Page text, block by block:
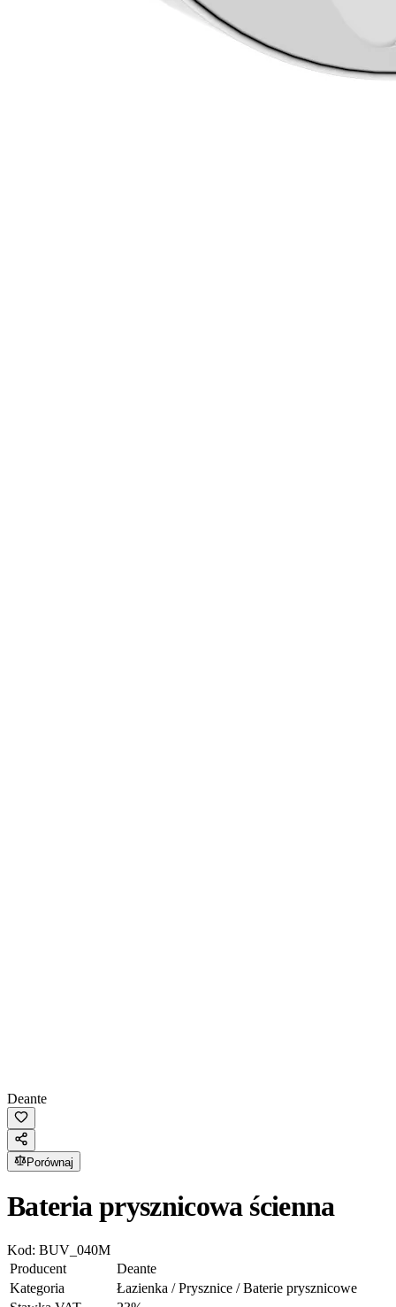
Deante
Porównaj
Bateria prysznicowa ścienna
Kod: BUV_040M
Producent
Deante
Kategoria
Łazienka / Prysznice / Baterie prysznicowe